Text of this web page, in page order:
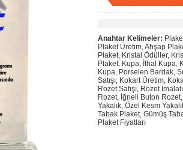
Anahtar Kelimeler:
Plaket Üretim, Ahşap
Plaket, Kristal Ödüller,
Plaket, Kupa, İthal Kupa,
Kupa, Porselen Bardak,
Satışı, Kokart Üretim,
Rozet Satışı, Rozet
Rozet, İğneli Buton Rozet,
Yakalık, Özel Kesm
Tabak Plaket, Gümüş
Plaket Fiyatları